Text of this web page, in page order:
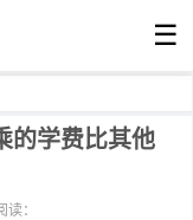
☰
的学费比其他
读：